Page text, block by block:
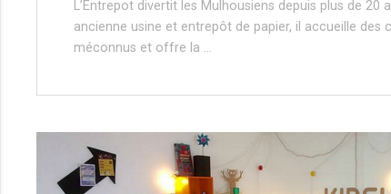
L’Entrepot divertit les Mulhousiens depuis plus de 20
ancienne usine et entrepôt de papier, il accueille des
méconnus et offre la …